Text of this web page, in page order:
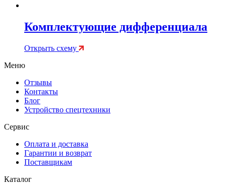
Комплектующие дифференциала
Открыть схему
Меню
Отзывы
Контакты
Блог
Устройство спецтехники
Сервис
Оплата и доставка
Гарантии и возврат
Поставщикам
Каталог